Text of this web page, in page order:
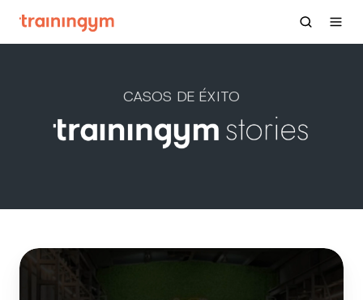
CASOS DE ÉXITO
NonStop